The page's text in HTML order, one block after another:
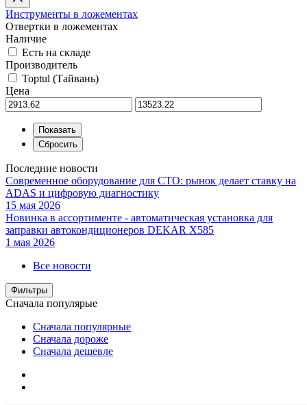
Инструменты в ложементах
Отвертки в ложементах
Наличие
Есть на складе
Производитель
Toptul (Тайвань)
Цена
Последние новости
Современное оборудование для СТО: рынок делает ставку на
ADAS и цифровую диагностику
15 мая 2026
Новинка в ассортименте - автоматическая установка для
заправки автокондиционеров DEKAR X585
1 мая 2026
Все новости
Фильтры
Сначала популярые
Сначала популярные
Сначала дороже
Сначала дешевле